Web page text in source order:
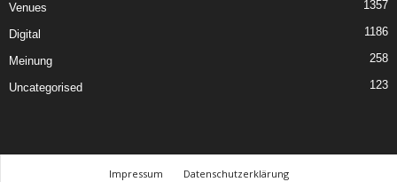
Venues 1357
Digital 1186
Meinung 258
Uncategorised 123
Impressum
Datenschutzerklärung